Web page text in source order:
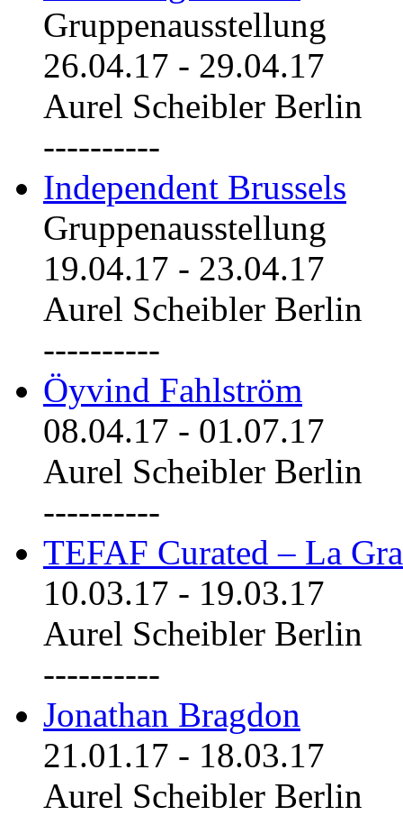
Gruppenausstellung
26.04.17 - 29.04.17
Aurel Scheibler Berlin
----------
Independent Brussels
Gruppenausstellung
19.04.17 - 23.04.17
Aurel Scheibler Berlin
----------
Öyvind Fahlström
08.04.17 - 01.07.17
Aurel Scheibler Berlin
----------
TEFAF Curated – La
10.03.17 - 19.03.17
Aurel Scheibler Berlin
----------
Jonathan Bragdon
21.01.17 - 18.03.17
Aurel Scheibler Berlin